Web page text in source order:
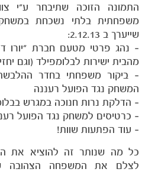
התמונה הזוכה שתיבחר ע"י
משפחתית בלתי נשכחת
שייערך ב 2.12.13:
– נהג פרטי מטעם חברת "יורו
מהבית ישירות לבלומפילד (וגם
– ביקור משפחתי בחדר
המשחק נגד הפועל רעננה
– הדלקת נרות חנוכה במגרש
– כרטיסים למשחק נגד הפועל
– עוד הפתעות שוות!
כל מה שנותר זה להוציא את
לצלם את המשפחה הצהובה